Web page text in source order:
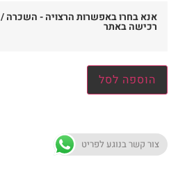
אנא בחרו באפשרות הרצויה - השכרה /
רכישה באתר
הוספה לסל
צור קשר בנוגע לפריט